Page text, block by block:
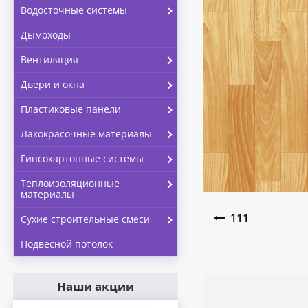
Навигация по
111
Водосточные системы
Дымоходы
Вентиляция
Двери и окна
Пластиковые панели
Лакокрасочные материалы
Гипсокартонные системы
Теплоизоляционные
материалы
Сухие строительные смеси
Подвесной потолок
Наши акции